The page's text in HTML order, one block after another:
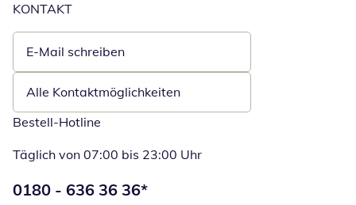
KONTAKT
E-Mail schreiben
Öffnet E-Mail-Client
Alle Kontaktmöglichkeiten
Bestell-Hotline
Täglich von 07:00 bis 23:00 Uhr
Telefonnummer:
0180 - 636 36 36*